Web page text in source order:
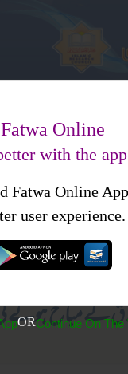
طلاق
کتب
عورتوں
Fatwa Online
with the app
Fatwa Online
user experience.
ORContinue On The